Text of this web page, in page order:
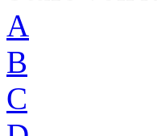
A
B
C